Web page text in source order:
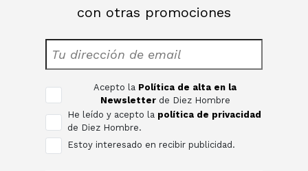
con otras promociones
Acepto la Política de alta en la
Newsletter de Diez Hombre
He leído y acepto la política de privacidad
de Diez Hombre.
Estoy interesado en recibir publicidad.